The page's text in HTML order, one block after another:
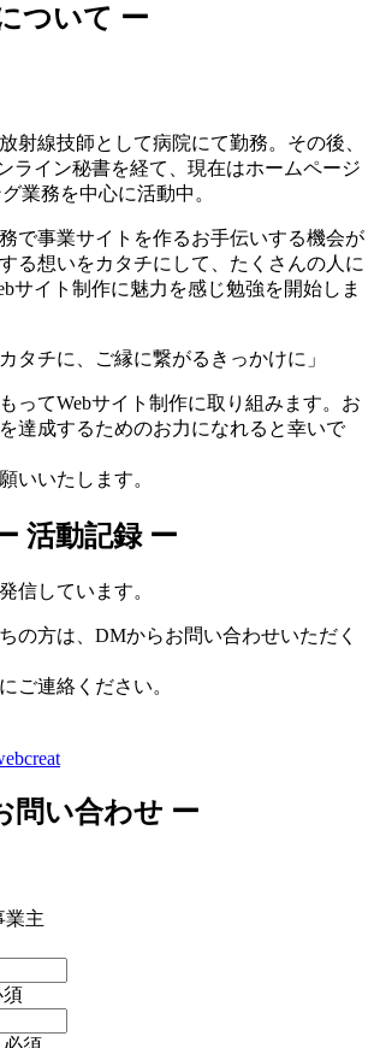
ついて ー
射線技師として病院にて勤務。その後、
ライン秘書を経て、現在はホームページ
業務を中心に活動中。
で事業サイトを作るお手伝いする機会が
る想いをカタチにして、たくさんの人に
サイト制作に魅力を感じ勉強を開始しま
タチに、ご縁に繋がるきっかけに」
ってWebサイト制作に取り組みます。お
達成するためのお力になれると幸いで
いいたします。
活動記録 ー
信しています。
の方は、DMからお問い合わせいただく
ご連絡ください。
問い合わせ ー
業主
須